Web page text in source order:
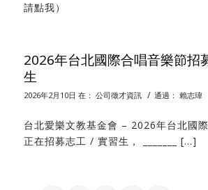
請點我）
2026年台北國際合唱音樂節招
生
2026年2月10日 在： 公司徵才資訊 / 通過： 賴志瑋
台北愛樂文教基金會 – 2026年台北國
正在招募志工 / 實習生， _______ […]